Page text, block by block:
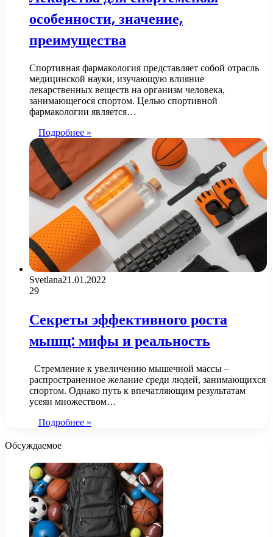
особенности, значение,
преимущества
Спортивная фармакология представляет собой отрасль
медицинской науки, изучающую влияние
лекарственных веществ на организм человека,
занимающегося спортом. Целью спортивной
фармакологии является…
Подробнее »
Svetlana21.01.2022
29
Секреты эффективного роста
мышц: мифы и реальность
Стремление к увеличению мышечной массы –
распространенное желание среди людей, занимающихся
спортом. Однако путь к впечатляющим результатам
усеян множеством…
Подробнее »
Обсуждаемое